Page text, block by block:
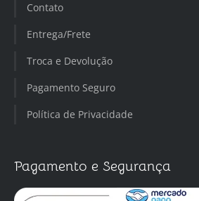
Contato
Entrega/Frete
Troca e Devolução
Pagamento Seguro
Política de Privacidade
Pagamento e Segurança